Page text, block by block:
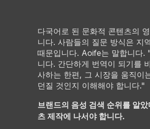
다국어로 된 문화적 콘텐츠의
니다. 사람들의 질문 방식은 지
때문입니다. Aoife는 말합니다.
니다. 간단하게 번역이 되기를
사하는 한편, 그 시장을 움직이
던질 것인지 이해해야 합니다."
브랜드의 음성 검색 순위를 알
츠 제작에 나서야 합니다.